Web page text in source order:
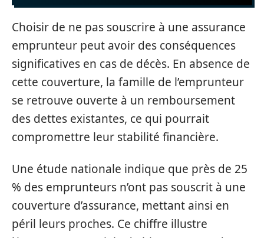
Choisir de ne pas souscrire à une assurance
emprunteur peut avoir des conséquences
significatives en cas de décès. En absence de
cette couverture, la famille de l’emprunteur
se retrouve ouverte à un remboursement
des dettes existantes, ce qui pourrait
compromettre leur stabilité financière.
Une étude nationale indique que près de 25
% des emprunteurs n’ont pas souscrit à une
couverture d’assurance, mettant ainsi en
péril leurs proches. Ce chiffre illustre